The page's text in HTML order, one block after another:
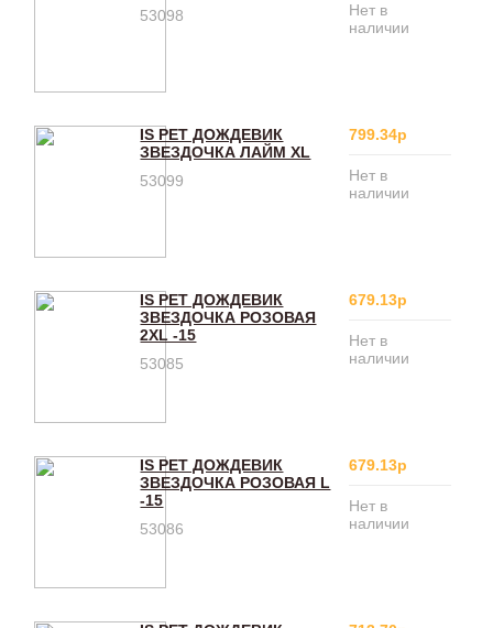
53098
Нет в
наличии
IS PET ДОЖДЕВИК
ЗВЕЗДОЧКА ЛАЙМ XL
53099
799.34р
Нет в
наличии
IS PET ДОЖДЕВИК
ЗВЕЗДОЧКА РОЗОВАЯ
2XL -15
53085
679.13р
Нет в
наличии
IS PET ДОЖДЕВИК
ЗВЕЗДОЧКА РОЗОВАЯ L
-15
53086
679.13р
Нет в
наличии